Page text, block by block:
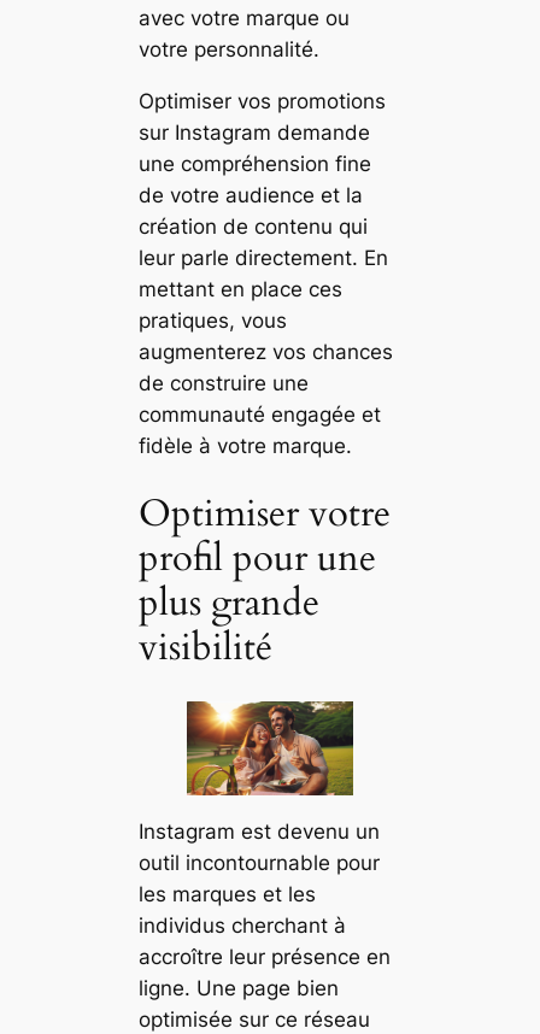
avec votre marque ou
votre personnalité.
Optimiser vos promotions
sur Instagram demande
une compréhension fine
de votre audience et la
création de contenu qui
leur parle directement. En
mettant en place ces
pratiques, vous
augmenterez vos chances
de construire une
communauté engagée et
fidèle à votre marque.
Optimiser votre
profil pour une
plus grande
visibilité
Instagram est devenu un
outil incontournable pour
les marques et les
individus cherchant à
accroître leur présence en
ligne. Une page bien
optimisée sur ce réseau